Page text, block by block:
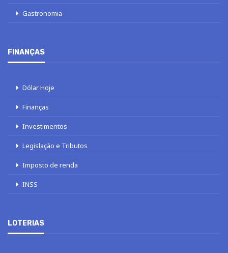
Gastronomia
FINANÇAS
Dólar Hoje
Finanças
Investimentos
Legislação e Tributos
Imposto de renda
INSS
LOTERIAS